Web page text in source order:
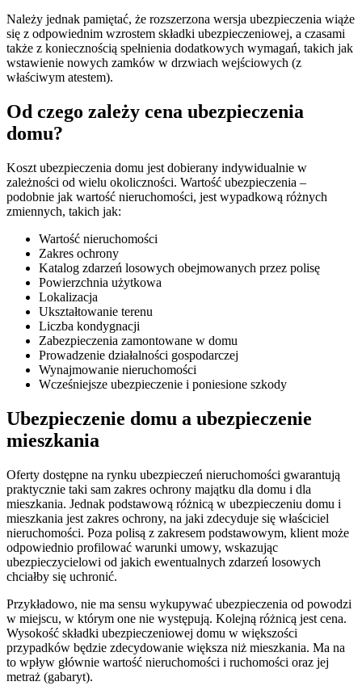
Należy jednak pamiętać, że rozszerzona wersja ubezpieczenia wiąże
się z odpowiednim wzrostem składki ubezpieczeniowej, a czasami
także z koniecznością spełnienia dodatkowych wymagań, takich jak
wstawienie nowych zamków w drzwiach wejściowych (z
właściwym atestem).
Od czego zależy cena ubezpieczenia
domu?
Koszt ubezpieczenia domu jest dobierany indywidualnie w
zależności od wielu okoliczności. Wartość ubezpieczenia –
podobnie jak wartość nieruchomości, jest wypadkową różnych
zmiennych, takich jak:
Wartość nieruchomości
Zakres ochrony
Katalog zdarzeń losowych obejmowanych przez polisę
Powierzchnia użytkowa
Lokalizacja
Ukształtowanie terenu
Liczba kondygnacji
Zabezpieczenia zamontowane w domu
Prowadzenie działalności gospodarczej
Wynajmowanie nieruchomości
Wcześniejsze ubezpieczenie i poniesione szkody
Ubezpieczenie domu a ubezpieczenie
mieszkania
Oferty dostępne na rynku ubezpieczeń nieruchomości gwarantują
praktycznie taki sam zakres ochrony majątku dla domu i dla
mieszkania. Jednak podstawową różnicą w ubezpieczeniu domu i
mieszkania jest zakres ochrony, na jaki zdecyduje się właściciel
nieruchomości. Poza polisą z zakresem podstawowym, klient może
odpowiednio profilować warunki umowy, wskazując
ubezpieczycielowi od jakich ewentualnych zdarzeń losowych
chciałby się uchronić.
Przykładowo, nie ma sensu wykupywać ubezpieczenia od powodzi
w miejscu, w którym one nie występują. Kolejną różnicą jest cena.
Wysokość składki ubezpieczeniowej domu w większości
przypadków będzie zdecydowanie większa niż mieszkania. Ma na
to wpływ głównie wartość nieruchomości i ruchomości oraz jej
metraż (gabaryt).